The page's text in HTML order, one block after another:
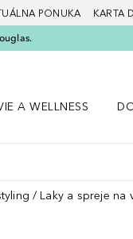
PONUKA KARTA
A WELLNESS
Laky a spreje na